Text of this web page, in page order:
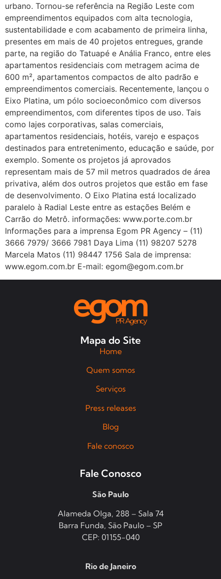
urbano. Tornou-se referência na Região Leste com
empreendimentos equipados com alta tecnologia,
sustentabilidade e com acabamento de primeira linha,
presentes em mais de 40 projetos entregues, grande
parte, na região do Tatuapé e Anália Franco, entre eles
apartamentos residenciais com metragem acima de
600 m², apartamentos compactos de alto padrão e
empreendimentos comerciais. Recentemente, lançou o
Eixo Platina, um pólo socioeconômico com diversos
empreendimentos, com diferentes tipos de uso. Tais
como lajes corporativas, salas comerciais,
apartamentos residenciais, hotéis, varejo e espaços
destinados para entretenimento, educação e saúde, por
exemplo. Somente os projetos já aprovados
representam mais de 57 mil metros quadrados de área
privativa, além dos outros projetos que estão em fase
de desenvolvimento. O Eixo Platina está localizado
paralelo à Radial Leste entre as estações Belém e
Carrão do Metrô. informações: www.porte.com.br
Informações para a imprensa Egom PR Agency – (11)
3666 7979/ 3666 7981 Daya Lima (11) 98207 5278
Marcela Matos (11) 98447 1756 Sala de imprensa:
www.egom.com.br E-mail: egom@egom.com.br
Mapa do Site
Home
Quem somos
Serviços
Press releases
Blog
Fale conosco
Fale Conosco
São Paulo
Alameda Olga, 288 – Sala 74
Barra Funda, São Paulo – SP
CEP: 01155-040
Rio de Janeiro